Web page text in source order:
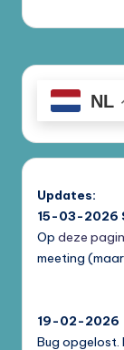
NL
Updates:
15-03-2026
Op deze
meeting
19-02-2026
Bug opgelost.